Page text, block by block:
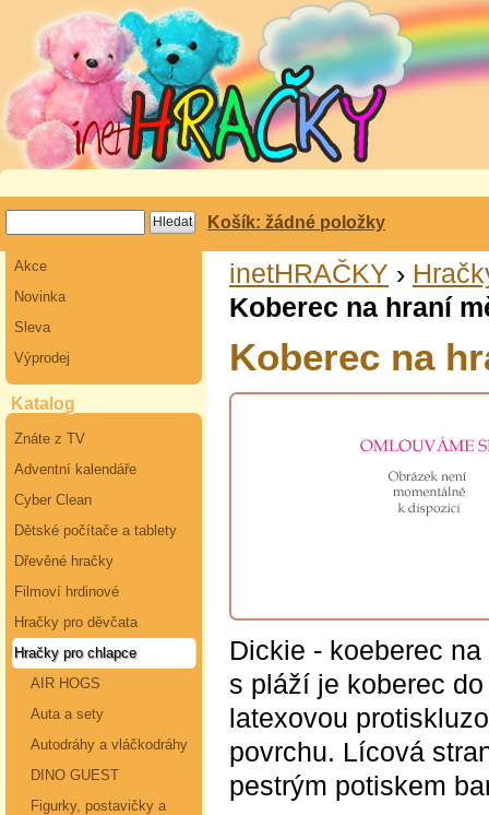
Košík: žádné položky
Akce
Novinka
Sleva
Výprodej
Katalog
Znáte z TV
Adventní kalendáře
Cyber Clean
Dětské počítače a tablety
Dřevěné hračky
Filmoví hrdinové
Hračky pro děvčata
Hračky pro chlapce
AIR HOGS
Auta a sety
Autodráhy a vláčkodráhy
DINO GUEST
Figurky, postavičky a
inetHRAČKY ›
Koberec na hraní
Koberec na
Dickie - koeberec
s pláží je koberec
latexovou
povrchu. Lícová
pestrým potiskem